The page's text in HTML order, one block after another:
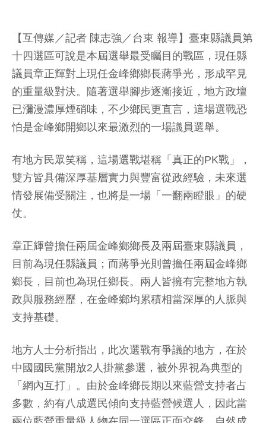
【互傳媒／記者 陳志強／台東 報導】臺東縣議員第
十四選區可說是本屆選舉最受矚目的戰區，現任縣
議員章正輝對上現任金峰鄉鄉長蔣爭光，形成罕見
的重量級對決。隨著選舉腳步逐漸接近，地方政壇
已瀰漫濃厚煙硝味，不少鄉民更直言，這場選戰恐
怕是金峰鄉開鄉以來最激烈的一場議員選舉。
有地方民眾笑稱，這場選戰堪稱「真正的PK戰」，
雙方皆具備深厚基層實力與豐富從政經驗，未來選
情發展備受關注，也將是一場「一翻兩瞪眼」的硬
仗。
章正輝曾擔任兩屆金峰鄉鄉長及兩屆臺東縣議員，
目前為現任縣議員；而蔣爭光則曾擔任兩屆金峰鄉
鄉長，目前也為現任鄉長。兩人皆擁有完整地方執
政與服務經歷，在金峰鄉均累積相當深厚的人脈與
支持基礎。
地方人士分析指出，此次選戰有爭議的地方，在於
中國國民黨開放2人掛黨參選，被外界視為典型的
「網內互打」。由於金峰鄉長期以來藍營支持者占
多數，約有八成選民傾向支持藍營候選人，因此當